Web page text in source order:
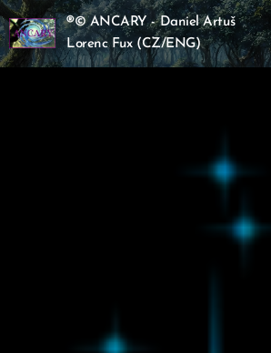
®© ANCARY - Daniel Artuš
Lorenc Fux (CZ/ENG)